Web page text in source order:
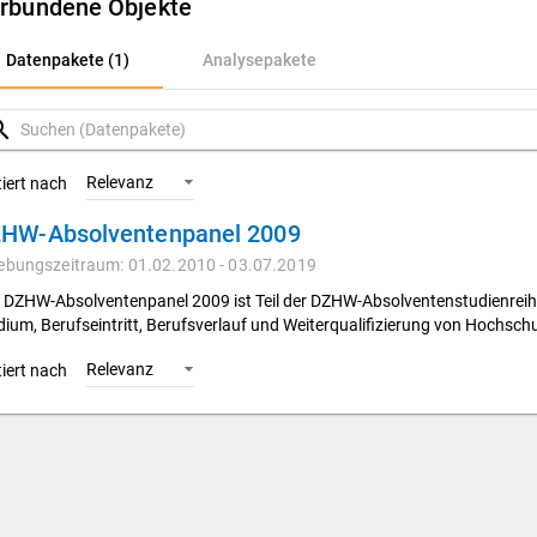
Objekte
Datenpakete (1) Analysepakete
(1)
nach Relevanz
Absolventenpanel 2009
01.02.2010 - 03.07.2019
DZHW-Absolventenpanel 2009 ist Teil der DZHW-
Berufseintritt, Berufsverlauf und Weiterqualifizierung von
nach Relevanz